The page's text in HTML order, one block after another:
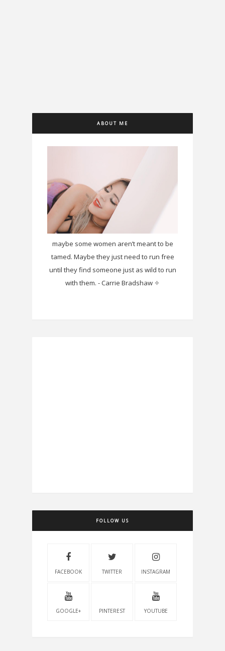
ABOUT ME
maybe some women aren’t meant to be
tamed. Maybe they just need to run free
until they find someone just as wild to run
with them. - Carrie Bradshaw ✧
FOLLOW US
FACEBOOK TWITTER INSTAGRAM
GOOGLE+ PINTEREST YOUTUBE